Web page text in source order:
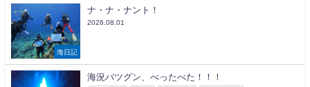
海日記
ナ・ナ・ナント！
2026.08.01
海況バツグン、べったべた！！！